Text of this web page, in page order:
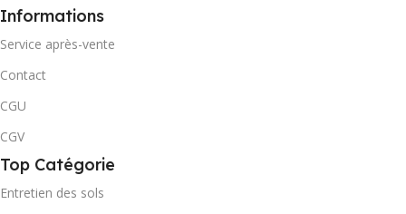
Informations
Service après-vente
Contact
CGU
CGV
Top Catégorie
Entretien des sols